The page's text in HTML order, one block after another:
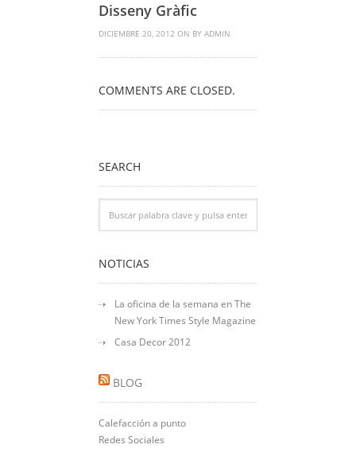
Disseny Gràfic
DICIEMBRE 20, 2012 ON BY ADMIN
COMMENTS ARE CLOSED.
SEARCH
NOTICIAS
La oficina de la semana en The
New York Times Style Magazine
Casa Decor 2012
BLOG
Calefacción a punto
Redes Sociales